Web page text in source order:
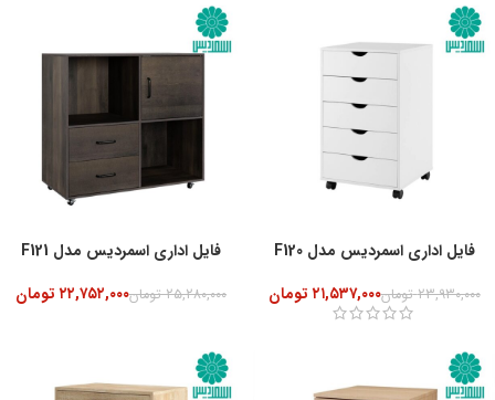
-10%
فایل اداری اسمردیس مدل F120
۲۳,۹۳۰,۰۰۰ تومان۲۱,۵۳۷,۰۰۰ تومان
فایل اداری اسمردیس مدل F121
۲۵,۲۸۰,۰۰۰ تومان۲۲,۷۵۲,۰۰۰ تومان
-10%